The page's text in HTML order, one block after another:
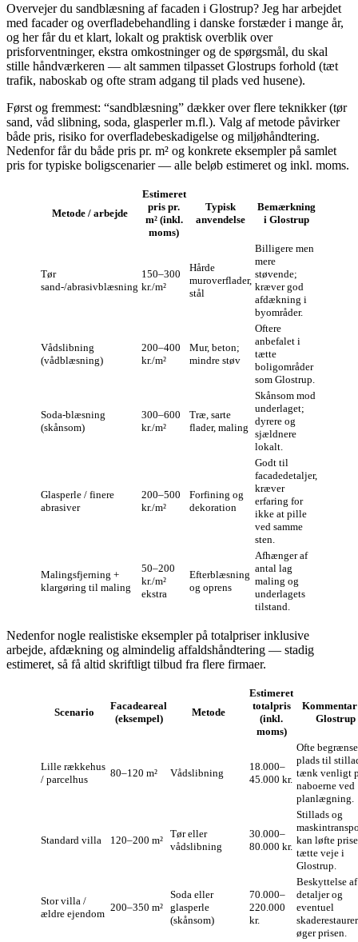
Overvejer du sandblæsning af facaden i Glostrup? Jeg har arbejdet
med facader og overfladebehandling i danske forstæder i mange år,
og her får du et klart, lokalt og praktisk overblik over
prisforventninger, ekstra omkostninger og de spørgsmål, du skal
stille håndværkeren — alt sammen tilpasset Glostrups forhold (tæt
trafik, naboskab og ofte stram adgang til plads ved husene).
Først og fremmest: “sandblæsning” dækker over flere teknikker (tør
sand, våd slibning, soda, glasperler m.fl.). Valg af metode påvirker
både pris, risiko for overfladebeskadigelse og miljøhåndtering.
Nedenfor får du både pris pr. m² og konkrete eksempler på samlet
pris for typiske boligscenarier — alle beløb estimeret og inkl. moms.
Metode / arbejde
Estimeret
pris pr.
m² (inkl.
moms)
Typisk
anvendelse
Bemærkning
i Glostrup
Tør
sand-/abrasivblæsning
150–300
kr./m²
Hårde
muroverflader,
stål
Billigere men
mere
støvende;
kræver god
afdækning i
byområder.
Vådslibning
(vådblæsning)
200–400
kr./m²
Mur, beton;
mindre støv
Oftere
anbefalet i
tætte
boligområder
som Glostrup.
Soda‑blæsning
(skånsom)
300–600
kr./m²
Træ, sarte
flader, maling
Skånsom mod
underlaget;
dyrere og
sjældnere
lokalt.
Glasperle / finere
abrasiver
200–500
kr./m²
Forfining og
dekoration
Godt til
facadedetaljer,
kræver
erfaring for
ikke at pille
ved samme
sten.
Malingsfjerning +
klargøring til maling
50–200
kr./m²
ekstra
Efterblæsning
og oprens
Afhænger af
antal lag
maling og
underlagets
tilstand.
Nedenfor nogle realistiske eksempler på totalpriser inklusive
arbejde, afdækning og almindelig affaldshåndtering — stadig
estimeret, så få altid skriftligt tilbud fra flere firmaer.
Scenario
Facadeareal
(eksempel)
Metode
Estimeret
totalpris
(inkl.
moms)
Glostrup
Lille rækkehus
/ parcelhus
80–120 m² Vådslibning
18.000–
45.000 kr.
Ofte
plads til
tænk venligt
naboerne ved
planlægning.
Standard villa 120–200 m²
Tør eller
vådslibning
30.000–
80.000 kr.
Stillads og
kan løfte
tætte veje i
Glostrup.
Stor villa /
ældre ejendom
200–350 m²
Soda eller
glasperle
(skånsom)
70.000–
220.000
kr.
Beskyttelse af
detaljer og
eventuel
øger prisen.